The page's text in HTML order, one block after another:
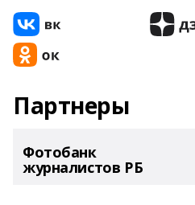
Партнеры
Фотобанк
журналистов РБ